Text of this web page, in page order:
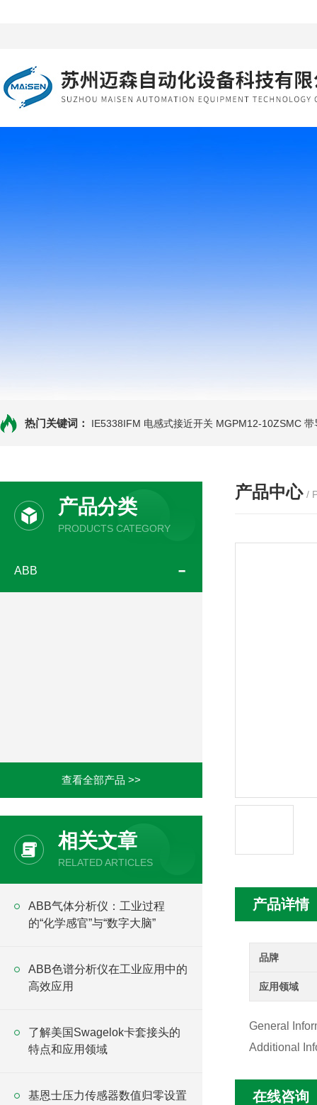
热门关键词： IE5338IFM 电感式接近开关 MGPM12-10ZSMC 带
产品分类
PRODUCTS CATEGORY
ABB
查看全部产品 >>
相关文章
RELATED ARTICLES
ABB气体分析仪：工业过程
的“化学感官”与“数字大脑”
ABB色谱分析仪在工业应用中的
高效应用
了解美国Swagelok卡套接头的
特点和应用领域
基恩士压力传感器数值归零设置
产品中心 /
产品详情
品牌
应用领域
General
Additional
在线咨询